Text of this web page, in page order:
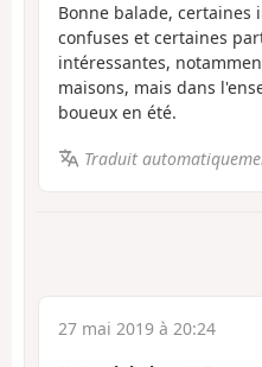
Bonne balade,
confuses et certaines
intéressantes,
maisons, mais dans
boueux en été.
Traduit
27 mai 2019 à 20:24